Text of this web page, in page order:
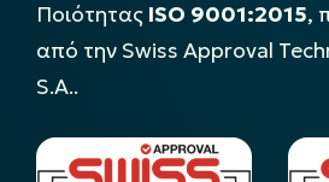
Ποιότητας ISO 9001:2015,
από την Swiss Approval
S.A..